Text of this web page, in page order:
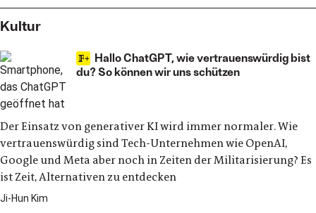
Kultur
Hallo ChatGPT, wie vertrauenswürdig bist
du? So können wir uns schützen
Der Einsatz von generativer KI wird immer normaler. Wie
vertrauenswürdig sind Tech-Unternehmen wie OpenAI,
Google und Meta aber noch in Zeiten der Militarisierung? Es
ist Zeit, Alternativen zu entdecken
Ji-Hun Kim